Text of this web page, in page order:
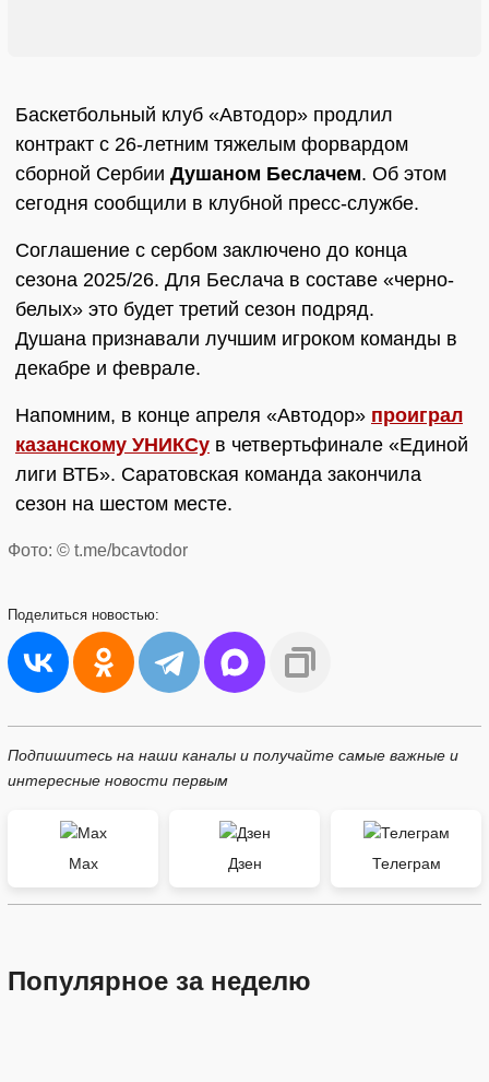
Баскетбольный клуб «Автодор» продлил
контракт с 26-летним тяжелым форвардом
сборной Сербии Душаном Беслачем. Об этом
сегодня сообщили в клубной пресс-службе.
Соглашение с сербом заключено до конца
сезона 2025/26. Для Беслача в составе «черно-
белых» это будет третий сезон подряд.
Душана признавали лучшим игроком команды в
декабре и феврале.
Напомним, в конце апреля «Автодор» проиграл
казанскому УНИКСу в четвертьфинале «Единой
лиги ВТБ». Саратовская команда закончила
сезон на шестом месте.
Фото: © t.me/bcavtodor
Поделиться новостью:
Подпишитесь на наши каналы и получайте самые важные и
интересные новости первым
Max Дзен Телеграм
Популярное за неделю